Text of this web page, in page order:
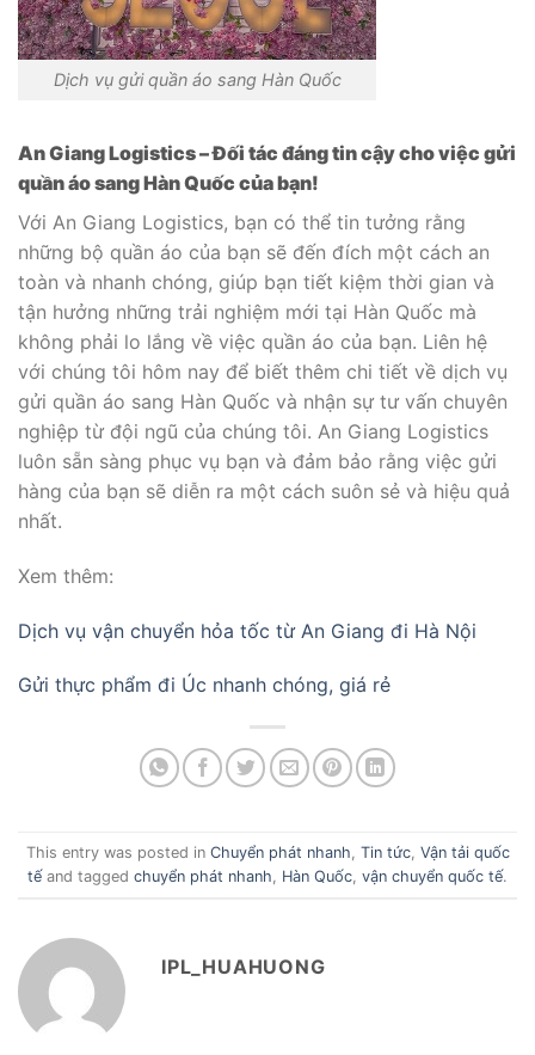
Dịch vụ gửi quần áo sang Hàn Quốc
An Giang Logistics – Đối tác đáng tin cậy cho việc gửi
quần áo sang Hàn Quốc của bạn!
Với An Giang Logistics, bạn có thể tin tưởng rằng
những bộ quần áo của bạn sẽ đến đích một cách an
toàn và nhanh chóng, giúp bạn tiết kiệm thời gian và
tận hưởng những trải nghiệm mới tại Hàn Quốc mà
không phải lo lắng về việc quần áo của bạn. Liên hệ
với chúng tôi hôm nay để biết thêm chi tiết về dịch vụ
gửi quần áo sang Hàn Quốc và nhận sự tư vấn chuyên
nghiệp từ đội ngũ của chúng tôi. An Giang Logistics
luôn sẵn sàng phục vụ bạn và đảm bảo rằng việc gửi
hàng của bạn sẽ diễn ra một cách suôn sẻ và hiệu quả
nhất.
Xem thêm:
Dịch vụ vận chuyển hỏa tốc từ An Giang đi Hà Nội
Gửi thực phẩm đi Úc nhanh chóng, giá rẻ
This entry was posted in Chuyển phát nhanh Tin tức, Vận tải quốc
tế and tagged chuyển phát nhanh Hàn Quốc vận chuyển quốc tế.
IPL_HUAHUONG